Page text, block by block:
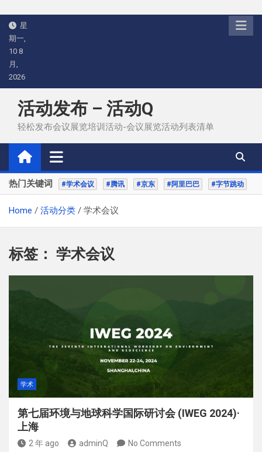
Skip
content
星
期一,
10 8
月,
2026
活动发布 – 活动Q
轻松发布会议展览培训活动-会议展览活动列表清单
热门关键词 #学术会议 #腾讯 #京东 #阿里巴巴 #字节跳动
Home 活动分类 学术会议
标签： 学术会议
学术
第七届环境与地球科学国际研讨会 (IWEG 2024)·
上海
2 年 ago adminQ No Comments